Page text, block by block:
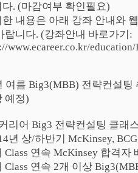
다. (마감여부 확인필요)
한 내용은 아래 강좌 안내와
랍니다. (강좌안내 바로가기:
www.ecareer.co.kr/
여름 Big3(MBB) 전략컨설
예정)
리어 Big3 전략컨설팅 클래
년 상/하반기 McKinsey,
Class 연속 McKinsey 합격자
Class 연속 2개 이상